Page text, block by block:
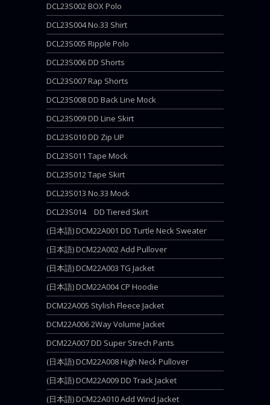
DCL23S002 BOX Polo
DCL23S004 No.33 Shirt
DCL23S005 Ripple Polo
DCL23S006 DD Shorts
DCL23S007 Rap Shorts
DCL23S008 DD Back Line Mock
DCL23S009 DD Line Skirt
DCL23S010 DD Zip UP
DCL23S011 Tape Mock
DCL23S012 Tape Skirt
DCL23S013 No.33 Mock
DCL23S014 DD Tiered Skirt
(日本語) DCM22A001 DD Turtle Neck Sweater
(日本語) DCM22A002 Add Pullover
(日本語) DCM22A003 TG Jacket
(日本語) DCM22A004 CP Hoodie
DCM22A005 Stylish Fleece Jacket
DCM22A006 2Way Volume Jacket
DCM22A007 DD Super Strech Pants
(日本語) DCM22A008 High Neck Pullover
(日本語) DCM22A009 DD Track Jacket
(日本語) DCM22A010 Add Wind Jacket